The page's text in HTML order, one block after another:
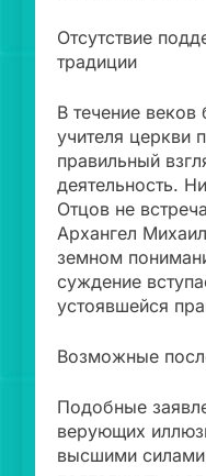
Отсутствие
традиции
В течение
учителя церкви
правильный
деятельность.
Отцов не
Архангел
земном
суждение
устоявшейся
Возможные
Подобные
верующих
высшими